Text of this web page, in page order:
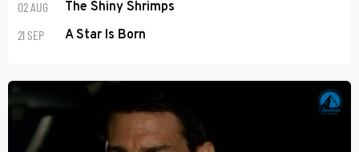
02 AUG The Shiny Shrimps
21 SEP A Star Is Born